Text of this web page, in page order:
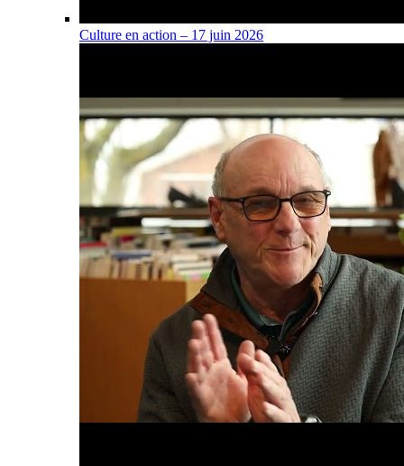
Culture en action – 17 juin 2026